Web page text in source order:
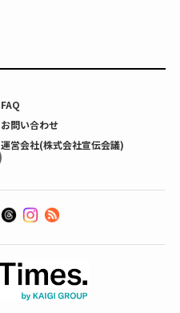
FAQ
お問い合わせ
運営会社(株式会社宣伝会議)